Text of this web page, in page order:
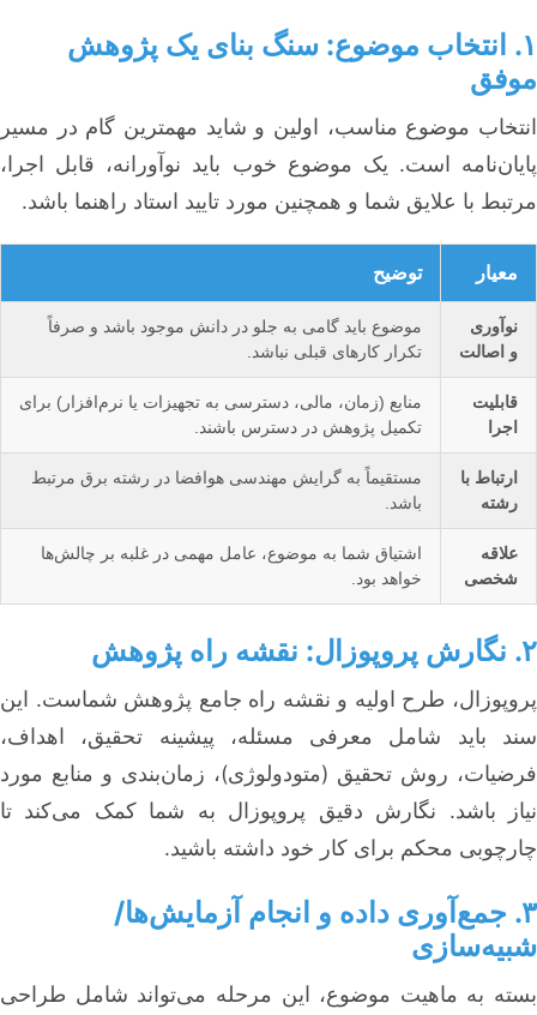
۱. انتخاب موضوع: سنگ بنای یک پژوهش
موفق
انتخاب موضوع مناسب، اولین و شاید مهمترین گام در مسیر
پایان‌نامه است. یک موضوع خوب باید نوآورانه، قابل اجرا،
مرتبط با علایق شما و همچنین مورد تایید استاد راهنما باشد.
معیار توضیح
نوآوری
و اصالت
موضوع باید گامی به جلو در دانش موجود باشد و صرفاً
تکرار کارهای قبلی نباشد.
قابلیت
اجرا
منابع (زمان، مالی، دسترسی به تجهیزات یا نرم‌افزار) برای
تکمیل پژوهش در دسترس باشند.
ارتباط با
رشته
مستقیماً به گرایش مهندسی هوافضا در رشته برق مرتبط
باشد.
علاقه
شخصی
اشتیاق شما به موضوع، عامل مهمی در غلبه بر چالش‌ها
خواهد بود.
۲. نگارش پروپوزال: نقشه راه پژوهش
پروپوزال، طرح اولیه و نقشه راه جامع پژوهش شماست. این
سند باید شامل معرفی مسئله، پیشینه تحقیق، اهداف،
فرضیات، روش تحقیق (متودولوژی)، زمان‌بندی و منابع مورد
نیاز باشد. نگارش دقیق پروپوزال به شما کمک می‌کند تا
چارچوبی محکم برای کار خود داشته باشید.
۳. جمع‌آوری داده و انجام آزمایش‌ها/
شبیه‌سازی
بسته به ماهیت موضوع، این مرحله می‌تواند شامل طراحی